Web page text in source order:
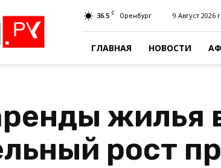
36.5 C Оренбург 9 Август 2026 г.
ГЛАВНАЯ НОВОСТИ
жилья
рост